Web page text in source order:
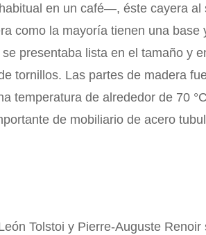
en un café—, éste cayera
como la mayoría tienen una
presentaba lista en el tamaño y
tornillos. Las partes de madera
temperatura de alrededor de 70
de mobiliario de acero
Tolstoi y Pierre-Auguste